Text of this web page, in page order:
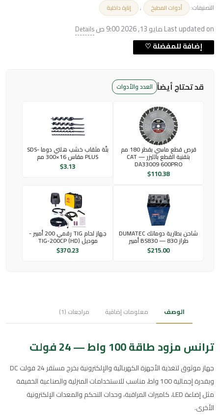
التصنيفات:
أدوات المطبخ , إنارة داخلية
Last updated on مايو 13, 2026 9:00 ص Details
قد تحتاج أيضاً العدد والأدوات
قرص قطع ماسي بقطر 180 مم
بتقنية القطع بالليزر — CAT
DA33009 600PRO
$110.38
بتّة مثقاب خشب هلتي دوما SDS-
PLUS مقاس 16×300 مم
$3.13
شاحن بطارية دوماتك DUMATEC
طراز BS830 — 830 أمبير
$215.00
جهاز لحام TIG رقمي 200 أمبير -
موديل TIG-200CP (HD)
$370.23
الوصف معلومات إضافية مراجعات (1)
ترانس مزود طاقة 100 واط — 24 فولت
جهاز موثوق لتغذية الأجهزة الكهربائية والإلكترونية بخرج مستقر 24 فولت DC
وبقدرة إجمالية 100 واط، مناسب للاستخدامات المنزلية والصناعية الخفيفة
مثل إضاءة LED، كاميرات المراقبة، وحدات التحكم والمعدات الإلكترونية
الأخرى.